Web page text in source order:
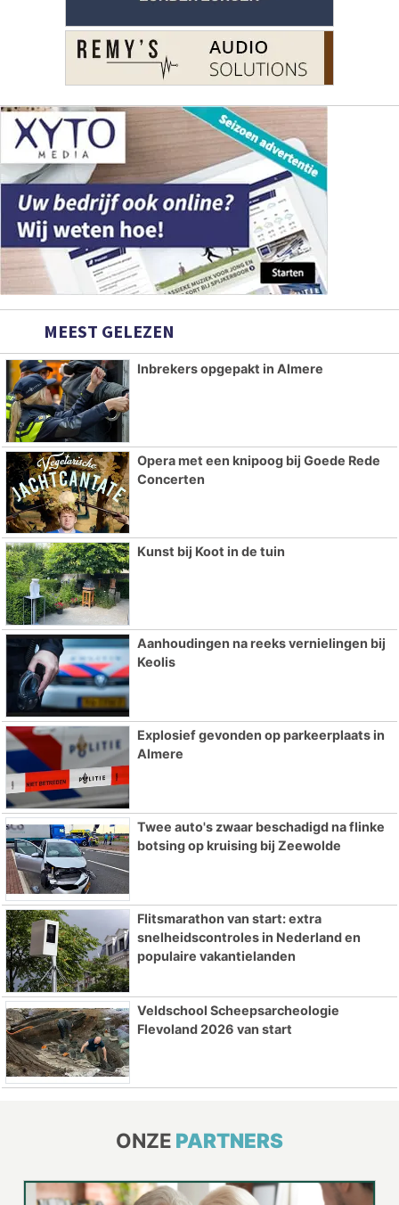
MEEST GELEZEN
Inbrekers opgepakt in Almere
Opera met een knipoog bij Goede Rede
Concerten
Kunst bij Koot in de tuin
Aanhoudingen na reeks vernielingen bij
Keolis
Explosief gevonden op parkeerplaats in
Almere
Twee auto's zwaar beschadigd na flinke
botsing op kruising bij Zeewolde
Flitsmarathon van start: extra
snelheidscontroles in Nederland en
populaire vakantielanden
Veldschool Scheepsarcheologie
Flevoland 2026 van start
ONZE PARTNERS